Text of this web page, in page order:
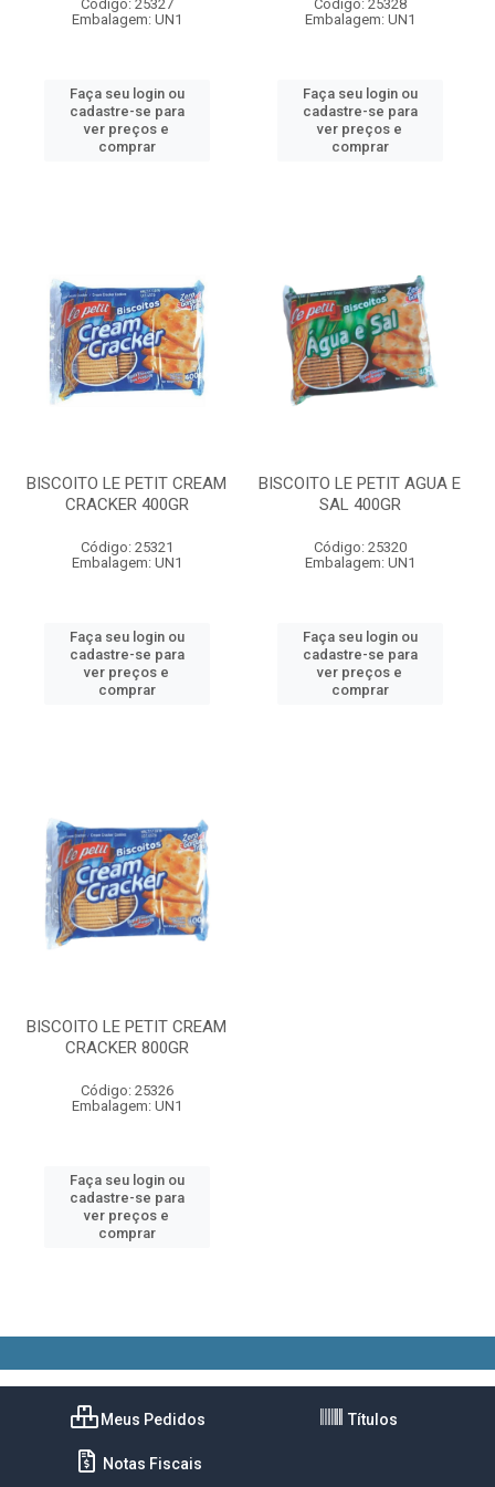
Código: 25327
Embalagem: UN1
Faça seu login ou
cadastre-se para
ver preços e
comprar
Código: 25328
Embalagem: UN1
Faça seu login ou
cadastre-se para
ver preços e
comprar
BISCOITO LE PETIT CREAM
CRACKER 400GR
Código: 25321
Embalagem: UN1
Faça seu login ou
cadastre-se para
ver preços e
comprar
BISCOITO LE PETIT AGUA E
SAL 400GR
Código: 25320
Embalagem: UN1
Faça seu login ou
cadastre-se para
ver preços e
comprar
BISCOITO LE PETIT CREAM
CRACKER 800GR
Código: 25326
Embalagem: UN1
Faça seu login ou
cadastre-se para
ver preços e
comprar
Meus Pedidos Títulos
Notas Fiscais